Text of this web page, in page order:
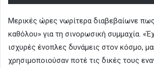
Μερικές ώρες νωρίτερα διαβεβαίωνε
καθόλου» για τη σινορωσική συμμαχία.
ισχυρές ένοπλες δυνάμεις στον κόσμο,
χρησιμοποιούσαν ποτέ τις δικές τους